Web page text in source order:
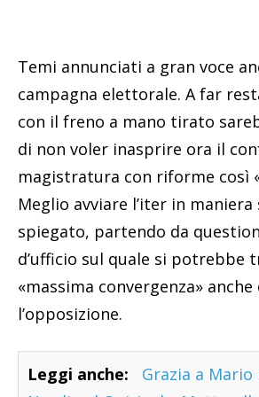
Temi annunciati a gran voce
campagna elettorale. A far
con il freno a mano tirato
di non voler inasprire ora il
magistratura con riforme così
Meglio avviare l’iter in
spiegato, partendo da
d’ufficio sul quale si potrebbe
«massima convergenza» anche
l’opposizione.
Leggi anche:
Grazia a Mario